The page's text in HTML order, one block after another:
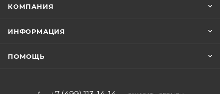
КОМПАНИЯ
ИНФОРМАЦИЯ
ПОМОЩЬ